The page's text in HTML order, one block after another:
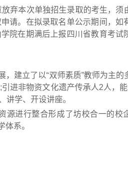
弃本次单独招生录取的考生，须
请。在拟录取名单公示期间，如
院在期满后上报四川省教育考试
建立了以“双师素质”教师为主的
进非物资文化遗产传承人2人，
讲学、开设讲座。
源进行整合形成了坊校合一的校
系。